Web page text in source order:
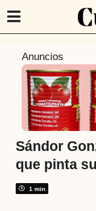
t
á
s
Anuncios
Sándor
que pinta
1 min